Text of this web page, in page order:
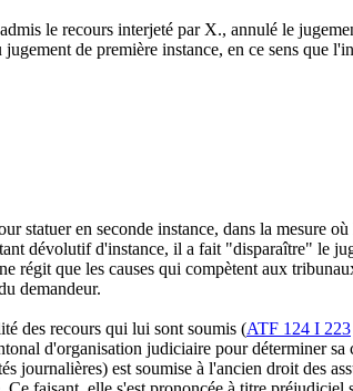
le recours interjeté par X., annulé le
de première instance, en ce sens que
statuer en seconde instance, dans la mesure
dévolutif d'instance, il a fait "disparaître" le
régit que les causes qui compètent aux
demandeur.
des recours qui lui sont soumis (ATF 124 I 223
d'organisation judiciaire pour déterminer
journalières) est soumise à l'ancien droit des